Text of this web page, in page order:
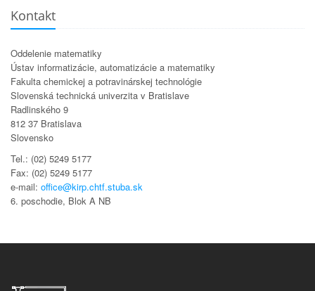
Kontakt
Oddelenie matematiky
Ústav informatizácie, automatizácie a matematiky
Fakulta chemickej a potravinárskej technológie
Slovenská technická univerzita v Bratislave
Radlinského 9
812 37 Bratislava
Slovensko
Tel.: (02) 5249 5177
Fax: (02) 5249 5177
e-mail: office@kirp.chtf.stuba.sk
6. poschodie, Blok A NB